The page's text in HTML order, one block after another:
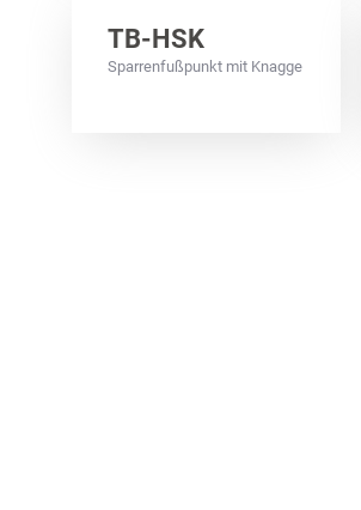
TB-HSK
Sparrenfußpunkt mit Knagge